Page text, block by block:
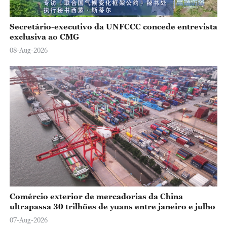
Secretário-executivo da UNFCCC concede entrevista
exclusiva ao CMG
08-Aug-2026
Comércio exterior de mercadorias da China
ultrapassa 30 trilhões de yuans entre janeiro e julho
07-Aug-2026